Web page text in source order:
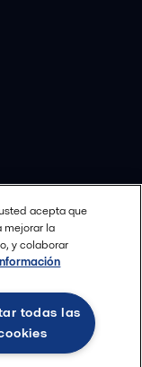
de Cookies
acepta que
mejorar la
y colaborar
todas las